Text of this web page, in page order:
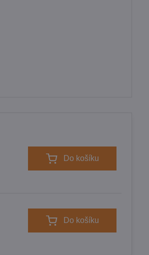
Do košíku
Do košíku